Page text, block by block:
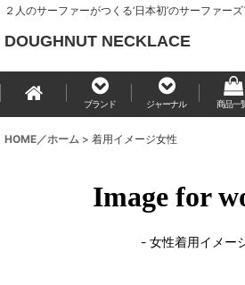
２人のサーファーがつくる‘日本初’のサーファー
DOUGHNUT NECKLACE
ブランド ジャーナル 商品一
HOME／ホーム > 着用イメージ女性
Image for
- 女性着用イメー